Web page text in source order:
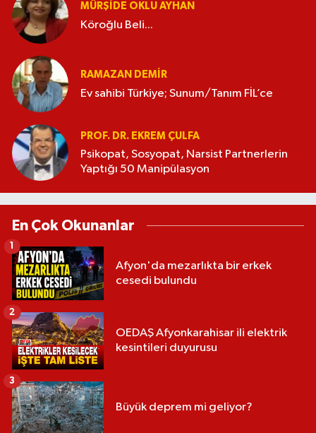
MÜRŞIDE OKLU AYHAN
Köroğlu Beli...
RAMAZAN DEMİR
Ev sahibi Türkiye; Sunum/Tanım FİL’ce
PROF. DR. EKREM ÇULFA
Psikopat, Sosyopat, Narsist Partnerlerin
Yaptığı 50 Manipülasyon
En Çok Okunanlar
Afyon'da mezarlıkta bir erkek
cesedi bulundu
1
OEDAŞ Afyonkarahisar ili elektrik
kesintileri duyurusu
2
Büyük deprem mi geliyor?
3